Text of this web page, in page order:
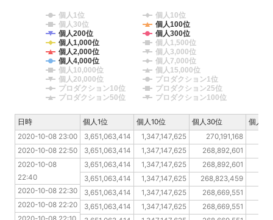
個人1位
個人10位
個人30位
個人100位
個人200位
個人300位
個人1,000位
個人1,500位
個人2,000位
個人3,000位
個人4,000位
個人7,000位
個人10,000位
個人15,000位
個人20,000位
プロダクション1位
プロダクション10位
プロダクション25位
プロダクション50位
プロダクション100位
2020-10-08 23:00 3,651,063,414 1,347,147,625 270,191,168
2020-10-08 22:50
3,651,063,414 1,347,147,625 268,892,601
2020-10-08 22:40
3,651,063,414 1,347,147,625 268,892,601
2020-10-08 22:30
3,651,063,414 1,347,147,625 268,823,459
2020-10-08 22:20
3,651,063,414 1,347,147,625 268,669,551
2020-10-08 22:10
3,651,063,414 1,347,147,625 268,669,551
日時 個人1位 個人10位 個人30位
個人
2020-10-08 23:00
2020-10-08 22:50
2020-10-08
22:40
2020-10-08 22:30
2020-10-08 22:20
日時